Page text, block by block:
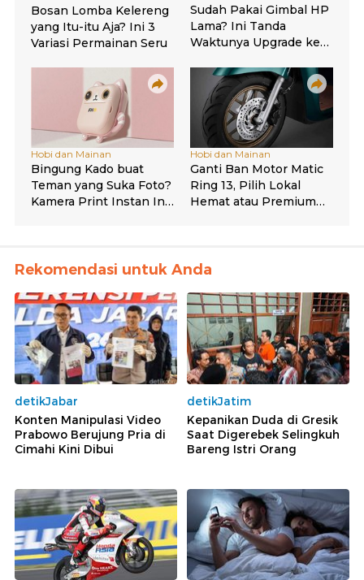
Rekomendasi untuk Anda
detikJabar
Konten Manipulasi Video
Prabowo Berujung Pria di
Cimahi Kini Dibui
detikJatim
Kepanikan Duda di Gresik
Saat Digerebek Selingkuh
Bareng Istri Orang